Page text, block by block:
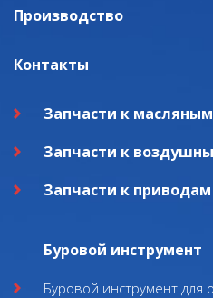
Производство
Контакты
Запчасти к
Запчасти к
Запчасти к приводам
Буровой инструмент
Буровой инструмент для